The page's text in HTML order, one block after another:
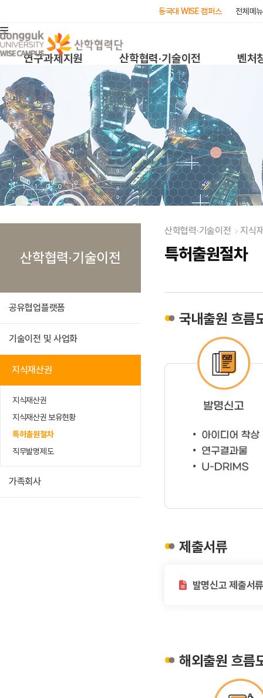
동국대 WISE 캠퍼스 전체메뉴
연구과제지원 산학협력·기술이전 벤처
산학협력·기술이전
공유협업플랫폼
기술이전 및 사업화
지식재산권
지식재산권
지식재산권 보유현황
특허출원절차
직무발명제도
가족회사
산학협력·기술이전 지식
특허출원절차
국내출원 흐름
제출서류
발명신고 제출서
해외출원 흐름